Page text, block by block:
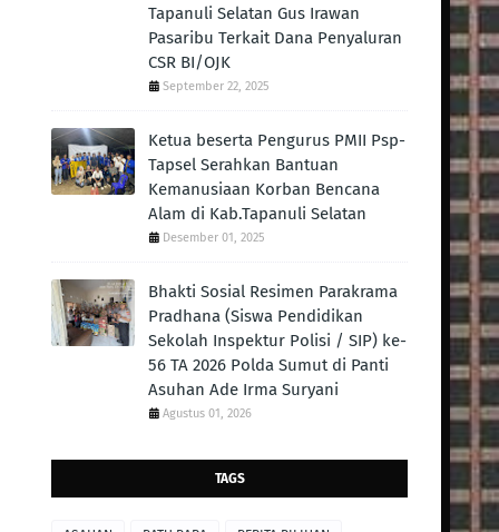
Tapanuli Selatan Gus Irawan
Pasaribu Terkait Dana Penyaluran
CSR BI/OJK
September 22, 2025
Ketua beserta Pengurus PMII Psp-
Tapsel Serahkan Bantuan
Kemanusiaan Korban Bencana
Alam di Kab.Tapanuli Selatan
Desember 01, 2025
Bhakti Sosial Resimen Parakrama
Pradhana (Siswa Pendidikan
Sekolah Inspektur Polisi / SIP) ke-
56 TA 2026 Polda Sumut di Panti
Asuhan Ade Irma Suryani
Agustus 01, 2026
TAGS